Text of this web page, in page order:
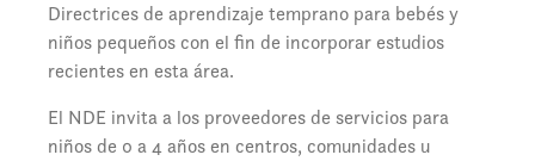
Directrices de aprendizaje temprano para bebés y
niños pequeños con el fin de incorporar estudios
recientes en esta área.
El NDE invita a los proveedores de servicios para
niños de 0 a 4 años en centros, comunidades u